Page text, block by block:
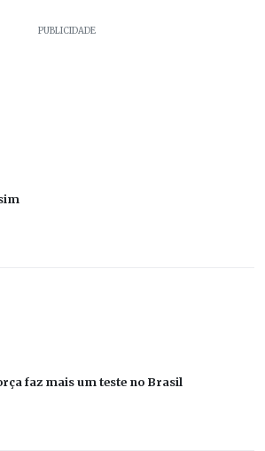
PUBLICIDADE
faz mais um teste no Brasil